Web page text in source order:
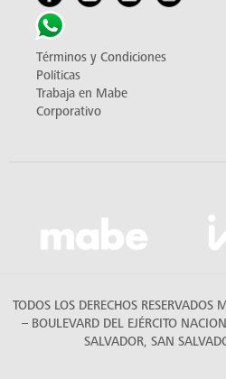
Términos y Condiciones
Políticas
Trabaja en Mabe
Corporativo
TODOS LOS DERECHOS RESERVADOS
– BOULEVARD DEL EJÉRCITO
SALVADOR, SAN